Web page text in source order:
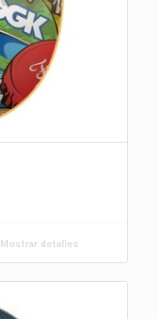
Mostrar detalles